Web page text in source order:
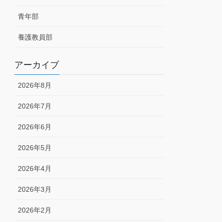
青年部
養護教員部
アーカイブ
2026年8月
2026年7月
2026年6月
2026年5月
2026年4月
2026年3月
2026年2月